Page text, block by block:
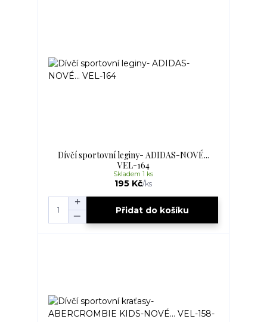
Dívčí sportovní leginy- ADIDAS-NOVÉ...
VEL-164
195 Kč/ks
Skladem 1 ks
Přidat do košíku